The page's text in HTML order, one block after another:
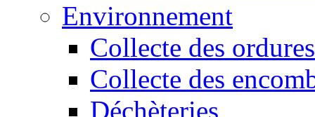
Environnement
Collecte des ordures
Collecte des
Déchèteries